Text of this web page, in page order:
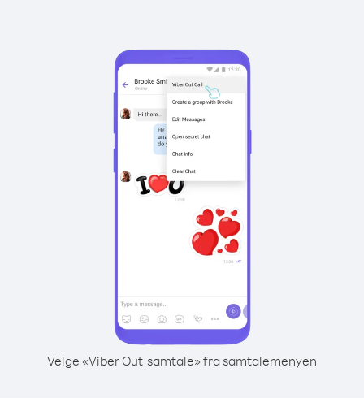
Velge «Viber Out-samtale» fra samtalemenyen